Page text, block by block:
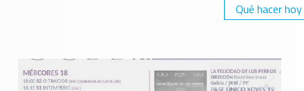
Qué hacer hoy